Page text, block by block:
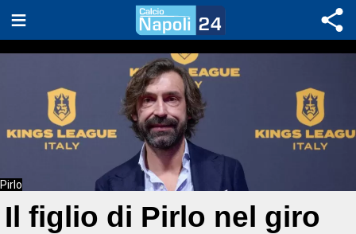
Pirlo
Il figlio di Pirlo nel giro